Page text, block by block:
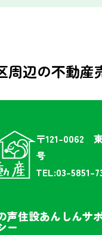
周辺の不動産
〒121-0062
号
TEL:03-5851-
声住設あんしんサ
ー